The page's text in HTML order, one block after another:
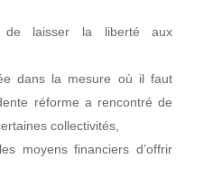
de laisser la liberté aux
dans la mesure où il faut
réforme a rencontré de
collectivités,
moyens financiers d’offrir